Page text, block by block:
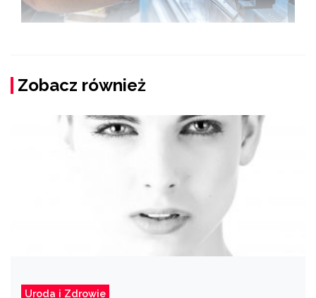
Zobacz również
Uroda i Zdrowie